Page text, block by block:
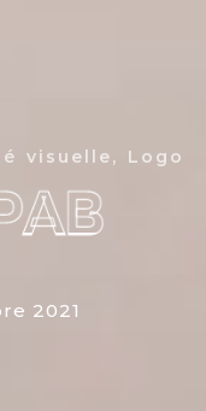
visuelle, Logo
2021